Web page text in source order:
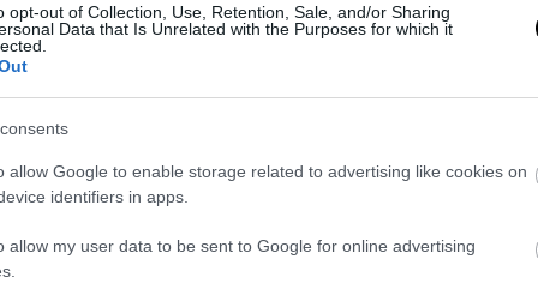
opt-out of Collection, Use, Retention, Sale, and/or Sharing
Data that Is Unrelated with the Purposes for which it
allow Google to enable storage related to advertising like cookies on
identifiers in apps.
allow my user data to be sent to Google for online advertising
Ευγενία Σαμαρά: Η γνωστή ηθοποιός
από τον δεύτερο ψηλότερο καταρράκτη
30.07.2025 | 10:20